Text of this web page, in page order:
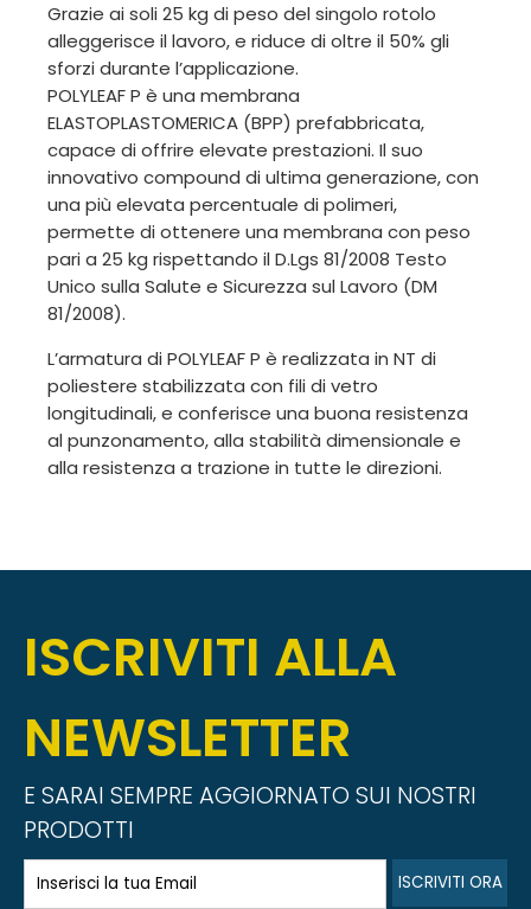
Grazie ai soli 25 kg di peso del singolo rotolo
alleggerisce il lavoro, e riduce di oltre il 50% gli
sforzi durante l’applicazione.
POLYLEAF P è una membrana
ELASTOPLASTOMERICA (BPP) prefabbricata,
capace di offrire elevate prestazioni. Il suo
innovativo compound di ultima generazione, con
una più elevata percentuale di polimeri,
permette di ottenere una membrana con peso
pari a 25 kg rispettando il D.Lgs 81/2008 Testo
Unico sulla Salute e Sicurezza sul Lavoro (DM
81/2008).
L’armatura di POLYLEAF P è realizzata in NT di
poliestere stabilizzata con fili di vetro
longitudinali, e conferisce una buona resistenza
al punzonamento, alla stabilità dimensionale e
alla resistenza a trazione in tutte le direzioni.
ISCRIVITI ALLA
NEWSLETTER
E SARAI SEMPRE AGGIORNATO SUI NOSTRI
PRODOTTI